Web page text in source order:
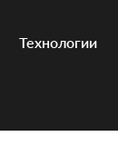
Технологии